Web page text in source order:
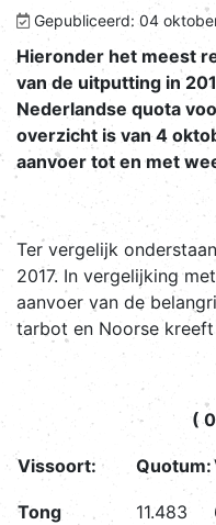
Gepubliceerd: 04
Hieronder het meest
van de uitputting in
Nederlandse quota
overzicht is van 4
aanvoer tot en met
Ter vergelijk
2017. In vergelijking
aanvoer van de
tarbot en Noorse
(
Vissoort: Quotum:
Tong 11.483